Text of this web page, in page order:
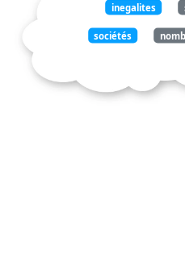
inegalites
sociétés